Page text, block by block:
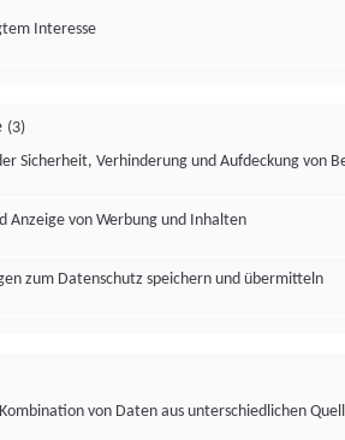
anmelden.
Wir nutzen aus wirtschaftlichen
Webseite Dritten als digitalen
zu stellen. Über Verarbeitungen, die in
liegen, können Sie sich in unserer
informieren.Zur Bereitstellung unserer
von
von Werbeleistung und
Endgeräte- oder ähnliche Online-
Kennungen, zufällig generierte
Kennungen) können zusammen mit
B. Browsertyp und
Bildschirmgröße, unterstützte
Endgerät gespeichert oder von dort
jedes Mal wiederzuerkennen, wenn es
aufruft. Dies geschieht für einen oder
Verarbeitungszwecke.
Interesse
(3)
Sicherheit, Verhinderung und Aufdeckung von
Anzeige von Werbung und Inhalten
zum Datenschutz speichern und übermitteln
von Daten aus unterschiedlichen